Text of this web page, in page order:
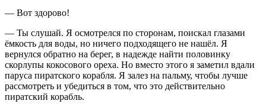
— Вот здорово!
— Ты слушай. Я осмотрелся по сторонам, поискал глазами
ёмкость для воды, но ничего подходящего не нашёл. Я
вернулся обратно на берег, в надежде найти половинку
скорлупы кокосового ореха. Но вместо этого я заметил вдали
паруса пиратского корабля. Я залез на пальму, чтобы лучше
рассмотреть и убедиться в том, что это действительно
пиратский корабль.